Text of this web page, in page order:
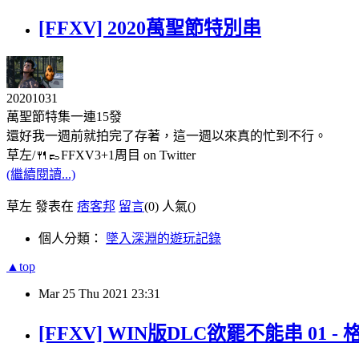
[FFXV] 2020萬聖節特別串
20201031
萬聖節特集一連15發
還好我一週前就拍完了存著，這一週以來真的忙到不行。
草左/🍴👞FFXV3+1周目 on Twitter
(繼續閱讀...)
草左 發表在 痞客邦 留言(0) 人氣()
個人分類： 墜入深淵的遊玩記錄
▲top
Mar 25 Thu 2021 23:31
[FFXV] WIN版DLC欲罷不能串 01 -